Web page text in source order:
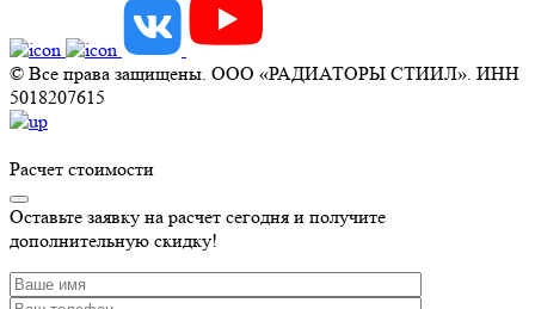
© Все права защищены. ООО «РАДИАТОРЫ СТИИЛ». ИНН
5018207615
Расчет стоимости
Оставьте заявку на расчет сегодня и получите
дополнительную скидку!